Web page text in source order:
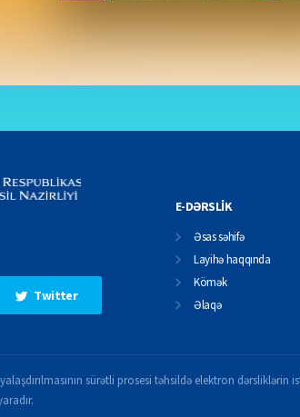
Twitter
E-DƏRSLİK
Əsas səhifə
Layihə haqqında
Kömək
Əlaqə
sürətli prosesi təhsildə elektron